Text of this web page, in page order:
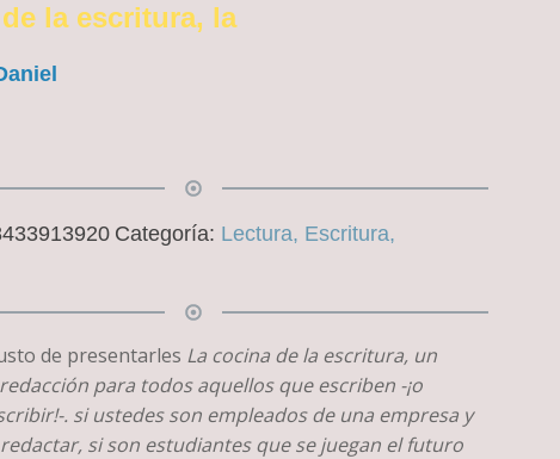
la escritura, la
Categoría: Lectura, Escritura,
de presentarles La cocina de la escritura, un
para todos aquellos que escriben -¡o
. si ustedes son empleados de una empresa y
si son estudiantes que se juegan el futuro